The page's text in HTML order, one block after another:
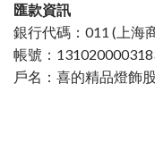
匯款資訊
銀行代碼：011 (上海
帳號：
戶名：喜的精品燈飾